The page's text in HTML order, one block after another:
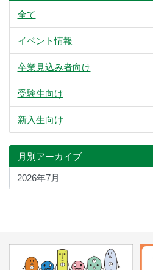
全て
イベント情報
卒業見込み者向け
受験生向け
新入生向け
月別アーカイブ